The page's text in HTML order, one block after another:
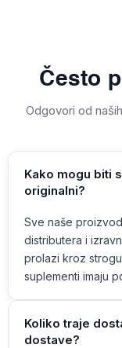
Često
Odgovori od
Kako mogu biti
originalni?
Sve naše
distributera i
prolazi kroz
suplementi imaju
Koliko traje
dostave?